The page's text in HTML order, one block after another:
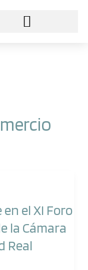
el XI Foro
la Cámara
Real